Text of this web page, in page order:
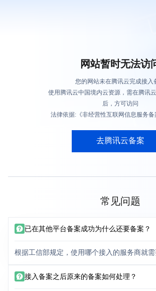
网站暂时无法访
您的网站未在腾讯云完成接入
使用腾讯云中国境内云资源，需在腾讯
后，方可访问
法律依据:《非经营性互联网信息服务备
去腾讯云备案
常见问题
已在其他平台备案成功为什么还要备案？
根据工信部规定，使用哪个接入的服务商就
接入备案之后原来的备案如何处理？